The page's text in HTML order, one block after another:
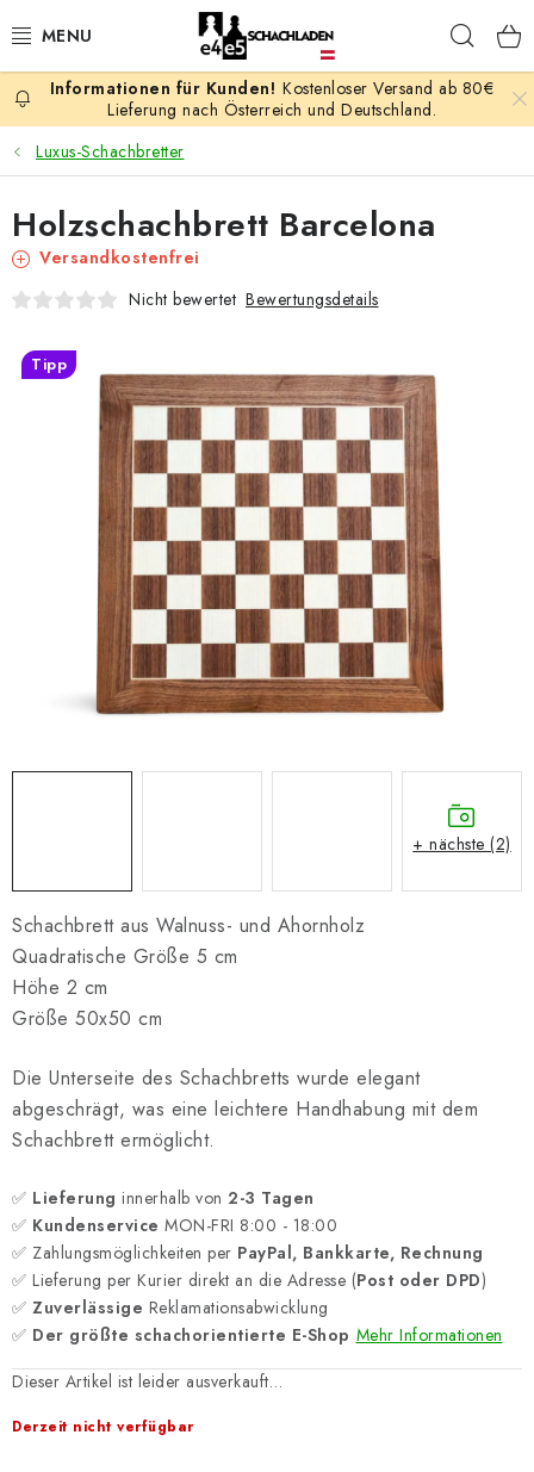
Inhalt
AKTION
SCHACHSPIELE
SCHACHFIGUREN
SCHACHBRETTER
SCHACHUHREN
SCHACHBÜCHER
SCHACH-ANTIQUITÄTENLADEN
SCHACH ONLINE
SCHACH-MERCH
SCHACH GESCHENKE
GESCHÄFTSBEDINGUNGEN
Geschäftsbedingungen
Kostenloser Versand ab 80€
Lieferung nach Österreich und Deutschland.
Luxus-Schachbretter
Schachbrett aus Walnuss- und Ahornholz
Quadratische Größe 5 cm
Höhe 2 cm
Größe 50x50 cm
Die Unterseite des Schachbretts wurde elegant
abgeschrägt, was eine leichtere Handhabung mit dem
Schachbrett ermöglicht.
✅ Lieferung innerhalb von 2-3 Tagen
✅ Kundenservice MON-FRI 8:00 - 18:00
✅ Zahlungsmöglichkeiten per PayPal, Bankkarte, Rechnung
✅ Lieferung per Kurier direkt an die Adresse (Post oder DPD)
✅ Zuverlässige Reklamationsabwicklung
✅ Der größte schachorientierte E-Shop Mehr Informationen
Dieser Artikel ist leider ausverkauft…
Derzeit nicht verfügbar
Holzschachbrett Barcelona
Versandkostenfrei
Nicht bewertet Bewertungsdetails
Tipp
+ nächste (2)